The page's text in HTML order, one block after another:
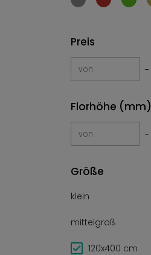
Preis
-
Florhöhe (mm)
-
Größe
klein
mittelgroß
120x400 cm